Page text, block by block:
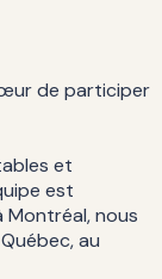
de participer
et
est
Montréal, nous
au